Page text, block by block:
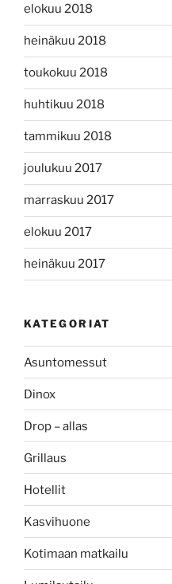
elokuu 2018
heinäkuu 2018
toukokuu 2018
huhtikuu 2018
tammikuu 2018
joulukuu 2017
marraskuu 2017
elokuu 2017
heinäkuu 2017
KATEGORIAT
Asuntomessut
Dinox
Drop – allas
Grillaus
Hotellit
Kasvihuone
Kotimaan matkailu